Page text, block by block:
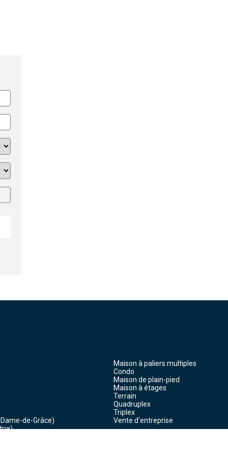
de-Grâce)
Maison à paliers multiples
Condo
Maison de plain-pied
Maison à étages
Terrain
Quadruplex
Triplex
Vente d'entreprise